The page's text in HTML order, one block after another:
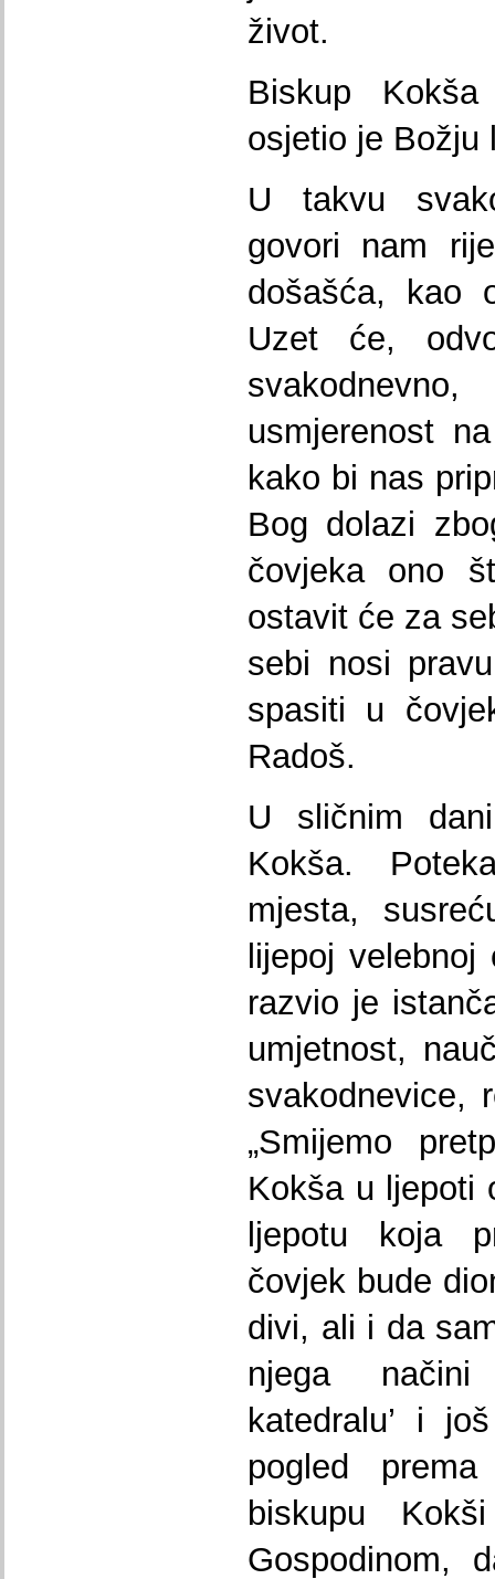
život.
Biskup
osjetio je Božju
U takvu
govori nam
došašća, kao
Uzet će,
usmjerenost
kako bi nas
Bog dolazi
čovjeka ono
ostavit će za
sebi nosi
spasiti u
Radoš.
U sličnim
Kokša.
mjesta,
lijepoj
razvio je
umjetnost,
svakodnevice,
„Smijemo
Kokša u ljepoti
ljepotu koja
čovjek bude
divi, ali i da
njega načini
katedralu’ i
pogled
biskupu
Gospodinom,